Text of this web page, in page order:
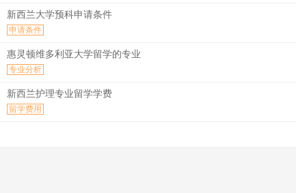
新西兰大学预科申请条件
申请条件
惠灵顿维多利亚大学留学的专业
专业分析
新西兰护理专业留学学费
留学费用